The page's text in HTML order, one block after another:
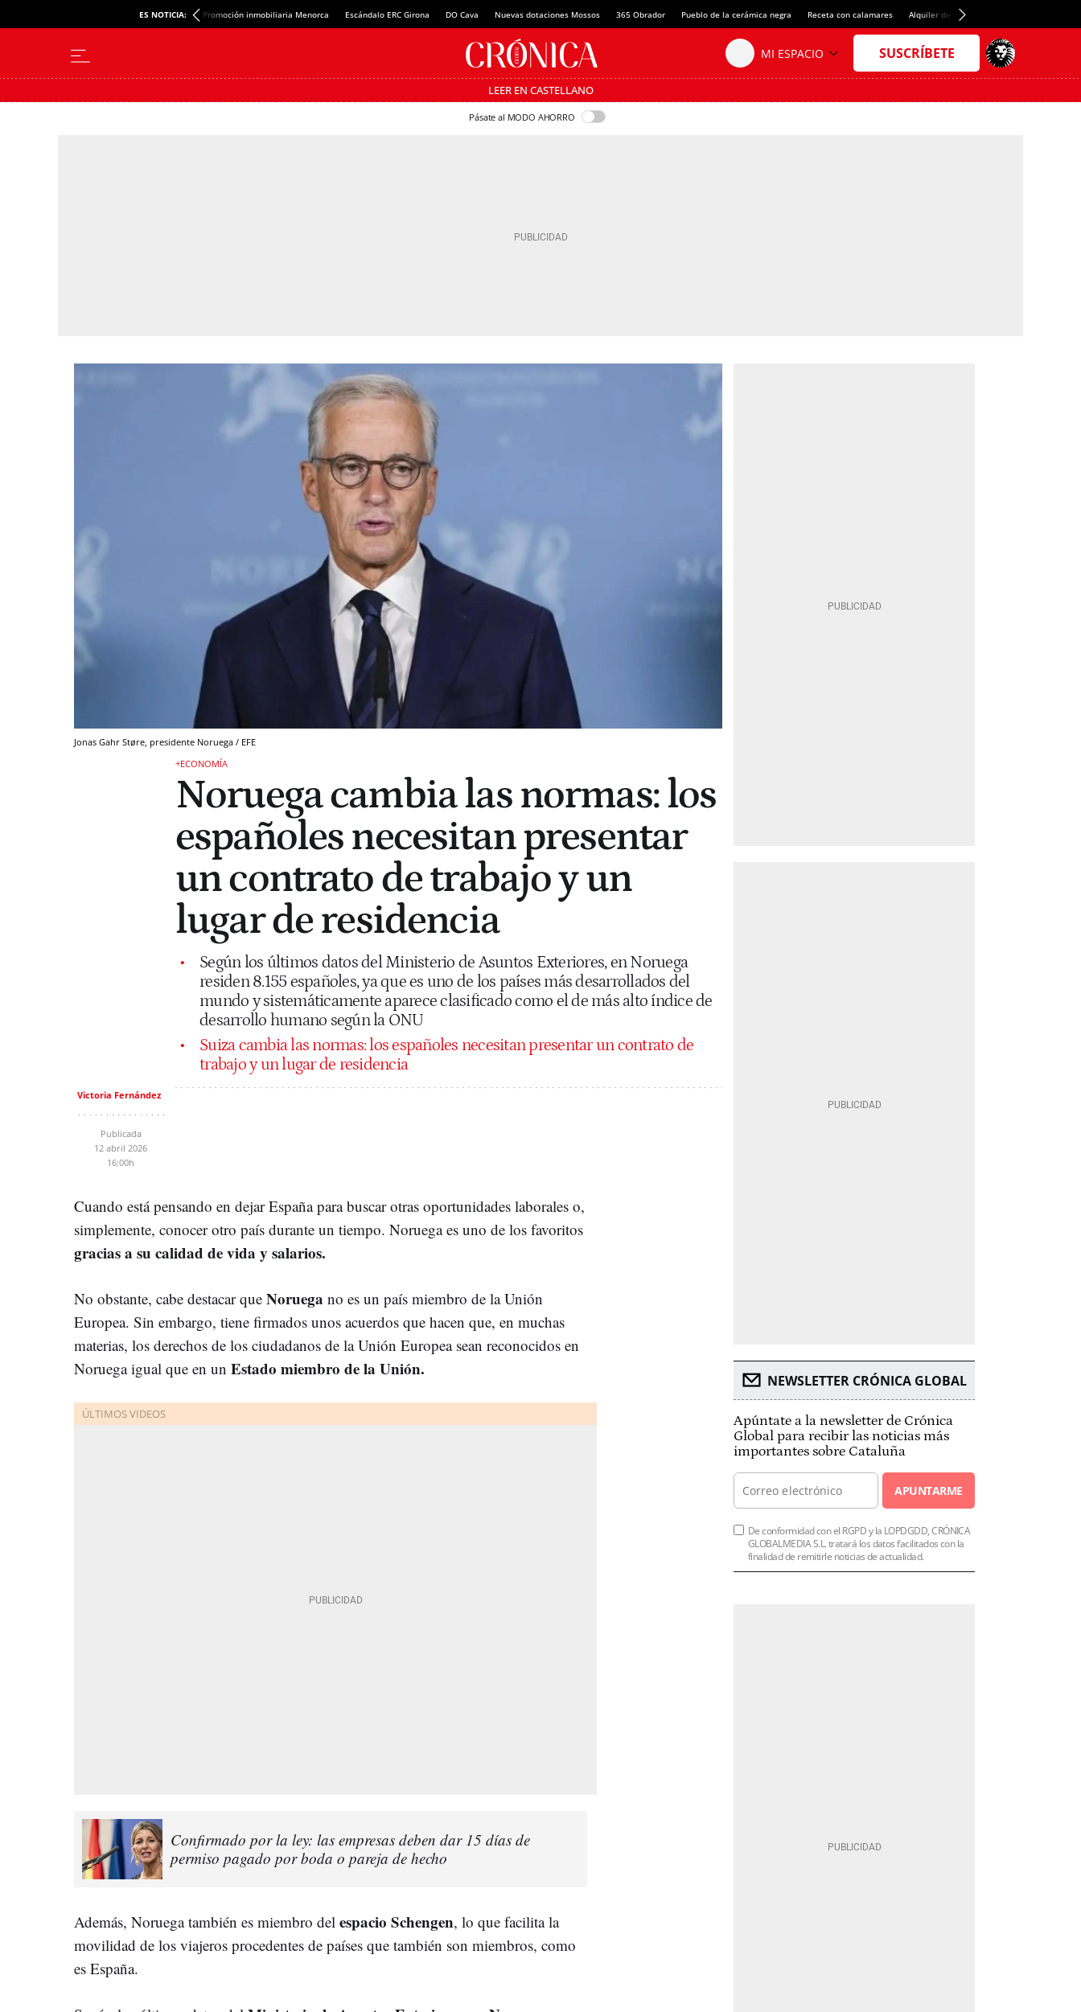
ES NOTICIA: Promoción inmobiliaria Menorca Escándalo ERC Girona DO Cava Nuevas dotaciones Mossos 365 Obrador Pueblo de la cerámica negra Receta con calamares Alquiler de habitaciones en España
LEER EN CASTELLANO
Pásate al MODO AHORRO
Jonas Gahr Støre, presidente Noruega / EFE
+ECONOMÍA
Noruega cambia las normas: los
españoles necesitan presentar
un contrato de trabajo y un
lugar de residencia
Según los últimos datos del Ministerio de Asuntos Exteriores, en Noruega
residen 8.155 españoles, ya que es uno de los países más desarrollados del
mundo y sistemáticamente aparece clasificado como el de más alto índice de
desarrollo humano según la ONU
Suiza cambia las normas: los españoles necesitan presentar un contrato de
trabajo y un lugar de residencia
Victoria Fernández
Publicada
12 abril 2026
16:00h
Cuando está pensando en dejar España para buscar otras oportunidades laborales o,
simplemente, conocer otro país durante un tiempo. Noruega es uno de los favoritos
gracias a su calidad de vida y salarios.
No obstante, cabe destacar que Noruega no es un país miembro de la Unión
Europea. Sin embargo, tiene firmados unos acuerdos que hacen que, en muchas
materias, los derechos de los ciudadanos de la Unión Europea sean reconocidos en
Noruega igual que en un Estado miembro de la Unión.
Confirmado por la ley: las empresas deben dar 15 días de
permiso pagado por boda o pareja de hecho
Además, Noruega también es miembro del espacio Schengen, lo que facilita la
movilidad de los viajeros procedentes de países que también son miembros, como
es España.
NEWSLETTER CRÓNICA GLOBAL
Apúntate a la newsletter de Crónica
Global para recibir las noticias más
importantes sobre Cataluña
APUNTARME
De conformidad con el RGPD y la LOPDGDD, CRÓNICA
GLOBALMEDIA S.L. tratará los datos facilitados con la
finalidad de remitirle noticias de actualidad.